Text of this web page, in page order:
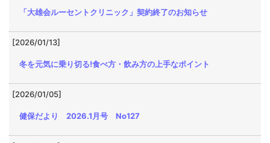
「大雄会ルーセントクリニック」契約終了のお知らせ
[2026/01/13]
冬を元気に乗り切る!食べ方・飲み方の上手なポイント
[2026/01/05]
健保だより 2026.1月号 No127